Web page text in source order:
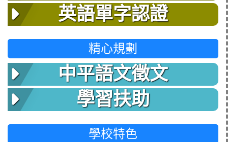
英語單字認證
精心規劃
中平語文徵文
學習扶助
學校特色